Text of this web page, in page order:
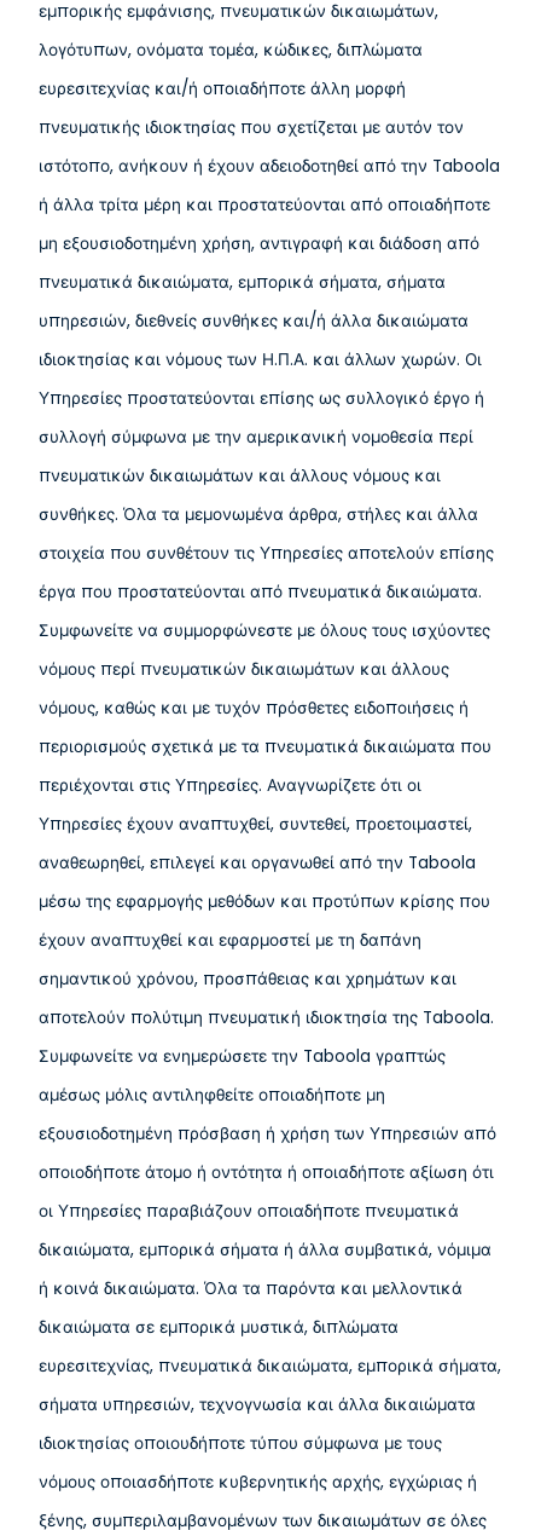
εμπορικής εμφάνισης, πνευματικών δικαιωμάτων,
λογότυπων, ονόματα τομέα, κώδικες, διπλώματα
ευρεσιτεχνίας και/ή οποιαδήποτε άλλη μορφή
πνευματικής ιδιοκτησίας που σχετίζεται με αυτόν τον
ιστότοπο, ανήκουν ή έχουν αδειοδοτηθεί από την Taboola
ή άλλα τρίτα μέρη και προστατεύονται από οποιαδήποτε
μη εξουσιοδοτημένη χρήση, αντιγραφή και διάδοση από
πνευματικά δικαιώματα, εμπορικά σήματα, σήματα
υπηρεσιών, διεθνείς συνθήκες και/ή άλλα δικαιώματα
ιδιοκτησίας και νόμους των Η.Π.Α. και άλλων χωρών. Οι
Υπηρεσίες προστατεύονται επίσης ως συλλογικό έργο ή
συλλογή σύμφωνα με την αμερικανική νομοθεσία περί
πνευματικών δικαιωμάτων και άλλους νόμους και
συνθήκες. Όλα τα μεμονωμένα άρθρα, στήλες και άλλα
στοιχεία που συνθέτουν τις Υπηρεσίες αποτελούν επίσης
έργα που προστατεύονται από πνευματικά δικαιώματα.
Συμφωνείτε να συμμορφώνεστε με όλους τους ισχύοντες
νόμους περί πνευματικών δικαιωμάτων και άλλους
νόμους, καθώς και με τυχόν πρόσθετες ειδοποιήσεις ή
περιορισμούς σχετικά με τα πνευματικά δικαιώματα που
περιέχονται στις Υπηρεσίες. Αναγνωρίζετε ότι οι
Υπηρεσίες έχουν αναπτυχθεί, συντεθεί, προετοιμαστεί,
αναθεωρηθεί, επιλεγεί και οργανωθεί από την Taboola
μέσω της εφαρμογής μεθόδων και προτύπων κρίσης που
έχουν αναπτυχθεί και εφαρμοστεί με τη δαπάνη
σημαντικού χρόνου, προσπάθειας και χρημάτων και
αποτελούν πολύτιμη πνευματική ιδιοκτησία της Taboola.
Συμφωνείτε να ενημερώσετε την Taboola γραπτώς
αμέσως μόλις αντιληφθείτε οποιαδήποτε μη
εξουσιοδοτημένη πρόσβαση ή χρήση των Υπηρεσιών από
οποιοδήποτε άτομο ή οντότητα ή οποιαδήποτε αξίωση ότι
οι Υπηρεσίες παραβιάζουν οποιαδήποτε πνευματικά
δικαιώματα, εμπορικά σήματα ή άλλα συμβατικά, νόμιμα
ή κοινά δικαιώματα. Όλα τα παρόντα και μελλοντικά
δικαιώματα σε εμπορικά μυστικά, διπλώματα
ευρεσιτεχνίας, πνευματικά δικαιώματα, εμπορικά σήματα,
σήματα υπηρεσιών, τεχνογνωσία και άλλα δικαιώματα
ιδιοκτησίας οποιουδήποτε τύπου σύμφωνα με τους
νόμους οποιασδήποτε κυβερνητικής αρχής, εγχώριας ή
ξένης, συμπεριλαμβανομένων των δικαιωμάτων σε όλες